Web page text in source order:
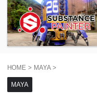
HOME > MAYA >
MAYA